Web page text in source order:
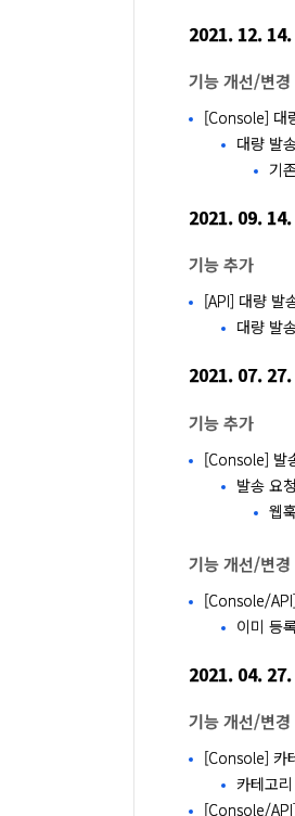
2021. 12. 14.
기능 개선/변경
[Console] 대
대량 발
기
2021. 09. 14.
기능 추가
[API] 대량 발
대량 발
2021. 07. 27.
기능 추가
[Console] 발
발송 요
웹
기능 개선/변경
[Console/
이미 등
2021. 04. 27.
기능 개선/변경
[Console] 카
카테고
[Console/